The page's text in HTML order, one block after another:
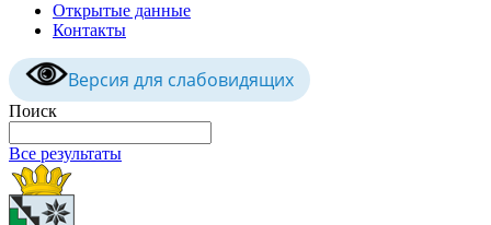
Открытые данные
Контакты
Версия для слабовидящих
Поиск
Все результаты